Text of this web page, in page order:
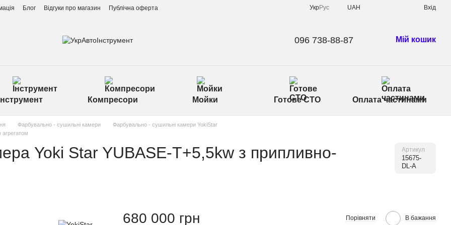
Блог Відгуки про магазин Публічна оферта УкрРус UAH Вхід
096 738-88-87 Мій кошик
Інструмент Компресори Мойки Готове СТО Оплата частинами
Фарбувально - сушильні камери
Фарбувально - сушильні камери YokiStar
Yoki Star YUBASE-T+5,5kw з припливно-
Артикул
15675-
DL-A
680 000 грн Порівняти В бажання